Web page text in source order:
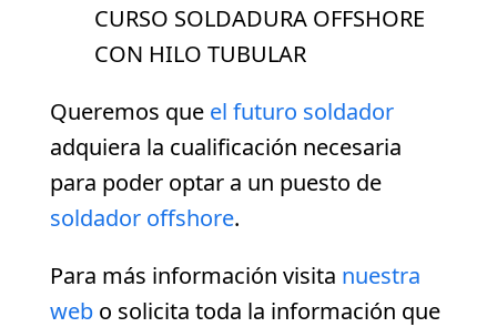
CURSO SOLDADURA OFFSHORE
CON HILO TUBULAR
Queremos que el futuro soldador
adquiera la cualificación necesaria
para poder optar a un puesto de
soldador offshore.
Para más información visita nuestra
webo solicita toda la información que